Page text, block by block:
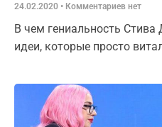
24.02.2020 Комментариев нет
В чем гениальность Стива Джобса? Он
идеи, которые просто